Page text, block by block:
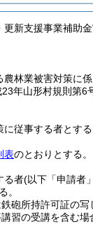
新支援事業補助
農林業被害対策に
年山形村規則第6
従事する者とする
表のとおりとする。
る者(以下「申請者
。
砲所持許可証の写
習の受講を含む